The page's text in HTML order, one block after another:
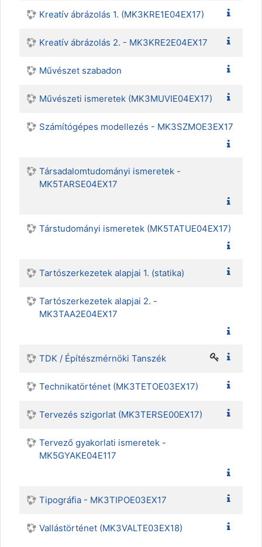
Kreatív ábrázolás 1. (MK3KRE1E04EX17)
Kreatív ábrázolás 2. - MK3KRE2E04EX17
Művészet szabadon
Művészeti ismeretek (MK3MUVIE04EX17)
Számítógépes modellezés - MK3SZMOE3EX17
Társadalomtudományi ismeretek -
MK5TARSE04EX17
Társtudományi ismeretek (MK5TATUE04EX17)
Tartószerkezetek alapjai 1. (statika)
Tartószerkezetek alapjai 2. -
MK3TAA2E04EX17
TDK / Építészmérnöki Tanszék
Technikatörténet (MK3TETOE03EX17)
Tervezés szigorlat (MK3TERSE00EX17)
Tervező gyakorlati ismeretek -
MK5GYAKE04E117
Tipográfia - MK3TIPOE03EX17
Vallástörténet (MK3VALTE03EX18)